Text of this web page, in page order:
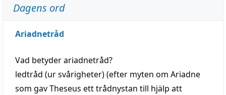
Dagens ord
Ariadnetråd
Vad betyderariadnetråd?
ledtråd (ur svårigheter) (efter myten om Ariadne
som gav Theseus ett trådnystan till hjälp att